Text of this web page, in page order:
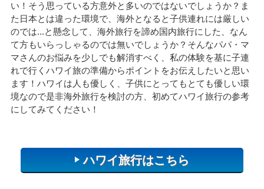
営業時間
月～金曜日 10:00～17:00
土・日・祝日 休業
い！そう思っている方意外と多いのではないでしょうか？ま
た日本とは違った環境で、海外となると子供連れには厳しい
のでは...と懸念して、海外旅行を諦め国内旅行にした、なん
て方もいらっしゃるのでは無いでしょうか？そんなパパ・マ
マさんのお悩みを少しでも解消すべく、私の体験を基に子連
れで行くハワイ旅の準備からポイントをお伝えしたいと思い
ます！ハワイは人も優しく、子供にとってもとても優しい環
境なので是非海外旅行を検討の方、初めてハワイ旅行の参考
にしてみてください！
ハワイ旅行はこちら